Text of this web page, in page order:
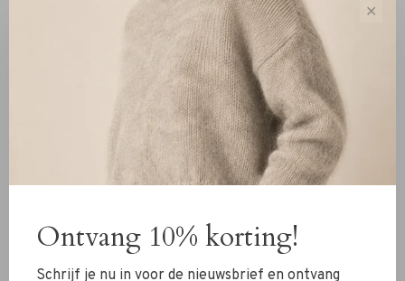
Showing 1 - 0 of 0
Shoes
Jewelry
✕
Ontvang 10% korting!
Schrijf je nu in voor de nieuwsbrief en ontvang